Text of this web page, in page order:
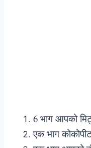
6 भाग आपको
एक भाग